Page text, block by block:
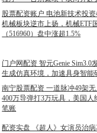
股票配资账户 电池新技术投
机械板块逆市上扬，机械ETF
（516960）盘中涨超1.5%
门户网配资 智元Genie Sim3.0
生成仿真环境，加速具身智能
南宁股票配资 一道脉冲49架
400万导弹打3万玩具，美国人
笔账
配资实盘 《超人》女演员治